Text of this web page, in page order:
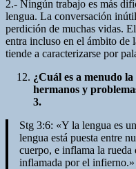
2.- Ningún trabajo es más
lengua. La conversación
perdición de muchas vidas.
entra incluso en el ámbito de
tiende a caracterizarse por
¿Cuál es a menudo
hermanos y
3.
Stg 3:6: «Y la lengua es
lengua está puesta entre
cuerpo, e inflama la rueda
inflamada por el infierno.»